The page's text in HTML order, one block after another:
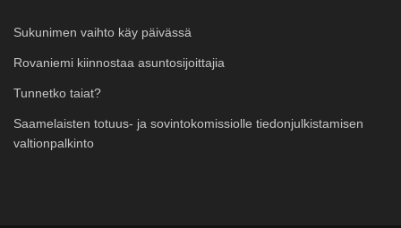
Sukunimen vaihto käy päivässä
Rovaniemi kiinnostaa asuntosijoittajia
Tunnetko taiat?
Saamelaisten totuus- ja sovintokomissiolle tiedonjulkistamisen
valtionpalkinto